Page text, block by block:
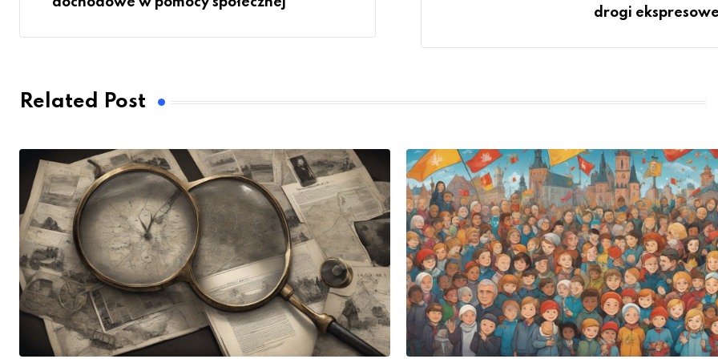
drogi
Related Post